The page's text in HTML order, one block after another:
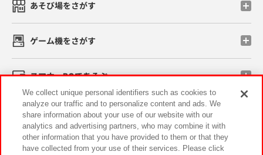
あそび場をさがす
ゲーム機をさがす
スマホ・PCであそぶ
イベント・キャンペーン
We collect unique personal identifiers such as cookies to
analyze our traffic and to personalize content and ads. We
share information about your use of our website with our
analytics and advertising partners, who may combine it with
other information that you have provided to them or that they
have collected from your use of their services. Please click